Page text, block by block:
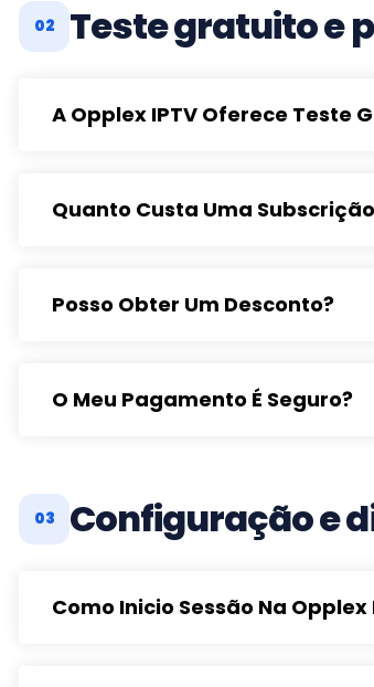
02 Teste gratuito e
A Opplex IPTV Oferece Teste
Quanto Custa Uma
Posso Obter Um Desconto?
O Meu Pagamento É Seguro?
03 Configuração e
Como Inicio Sessão Na Opplex